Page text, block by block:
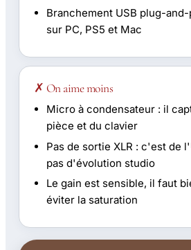
Branchement USB plug-
sur PC, PS5 et Mac
✗ On aime moins
Micro à condensateur : il
pièce et du clavier
Pas de sortie XLR : c'est de
pas d'évolution studio
Le gain est sensible, il faut
éviter la saturation